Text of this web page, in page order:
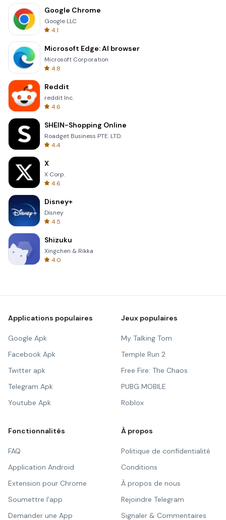
Google Chrome
Google LLC
4.1
Microsoft Edge: AI browser
Microsoft Corporation
4.8
Reddit
reddit Inc.
4.6
SHEIN-Shopping Online
Roadget Business PTE. LTD.
4.4
X
X Corp.
4.6
Disney+
Disney
4.5
Shizuku
Xingchen & Rikka
4.0
Applications populaires
Google Apk
Facebook Apk
Twitter apk
Telegram Apk
Youtube Apk
Jeux populaires
My Talking Tom
Temple Run 2
Free Fire: The Chaos
PUBG MOBILE
Roblox
Fonctionnalités
FAQ
Application Android
Extension pour Chrome
Soumettre l'app
Demander une App
À propos
Politique de confidentialité
Conditions
À propos de nous
Rejoindre Telegram
Signaler & Commentaires